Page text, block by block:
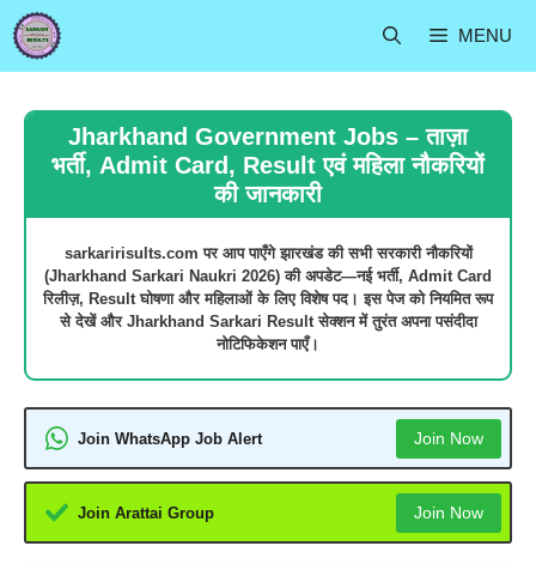
Skip
to
content
MENU
Jharkhand Government Jobs – ताज़ा
भर्ती, Admit Card, Result एवं महिला नौकरियों
की जानकारी
sarkaririsults.com पर आप पाएँगे झारखंड की सभी सरकारी नौकरियों
(Jharkhand Sarkari Naukri 2026) की अपडेट—नई भर्ती, Admit Card
रिलीज़, Result घोषणा और महिलाओं के लिए विशेष पद। इस पेज को नियमित रूप
से देखें और Jharkhand Sarkari Resultसेक्शन में तुरंत अपना पसंदीदा
नोटिफिकेशन पाएँ।
Join WhatsApp Job Alert Join Now
Join Arattai Group Join Now